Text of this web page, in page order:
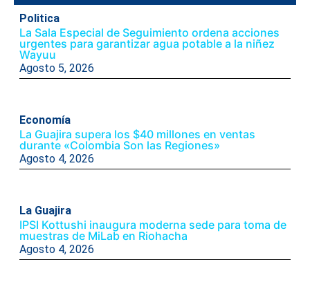
Politica
La Sala Especial de Seguimiento ordena acciones
urgentes para garantizar agua potable a la niñez
Wayuu
Agosto 5, 2026
Economía
La Guajira supera los $40 millones en ventas
durante «Colombia Son las Regiones»
Agosto 4, 2026
La Guajira
IPSI Kottushi inaugura moderna sede para toma de
muestras de MiLab en Riohacha
Agosto 4, 2026